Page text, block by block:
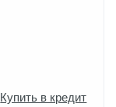
Купить в кредит